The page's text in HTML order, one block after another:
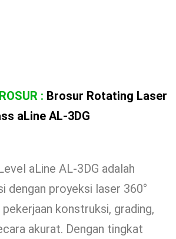
: Brosur Rotating Laser
aLine AL-3DG
aLine AL-3DG adalah
dengan proyeksi laser 360°
konstruksi, grading,
akurat. Dengan tingkat